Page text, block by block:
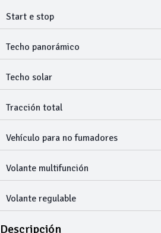
Start e stop
Techo panorámico
Techo solar
Tracción total
Vehículo para no fumadores
Volante multifunción
Volante regulable
Descripción